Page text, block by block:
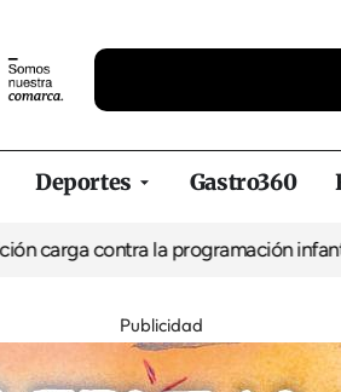
Deportes Gastro360
contra la programación infantil de
Publicidad